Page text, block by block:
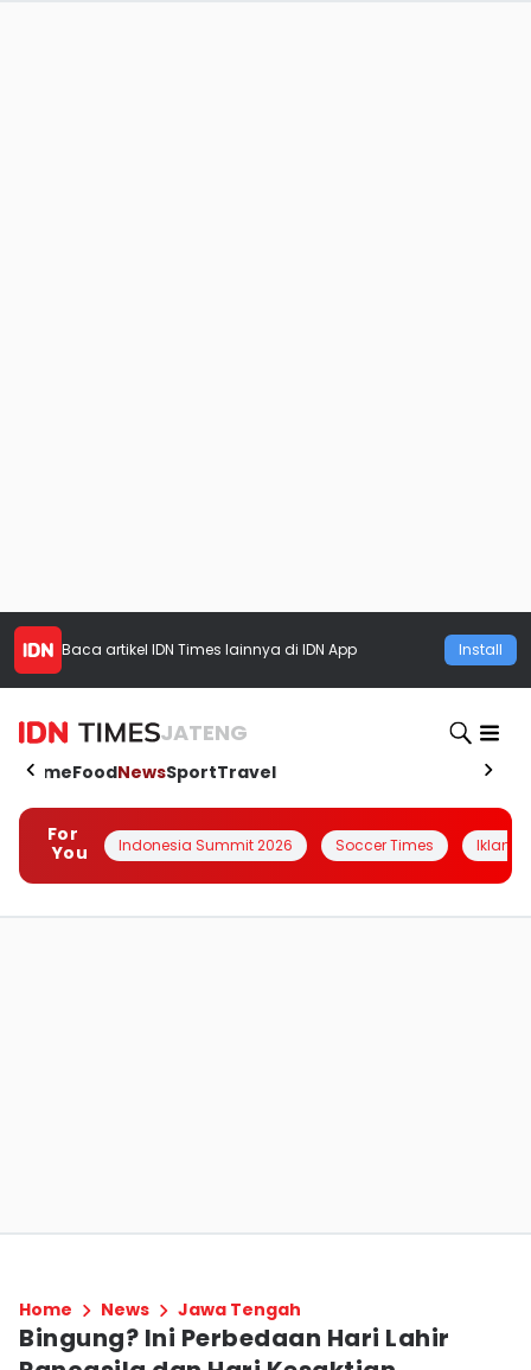
Baca artikel IDN Times lainnya di IDN App Install
JATENG
HomeFoodNewsSportTravel
For
You
Indonesia Summit 2026 Soccer Times Iklanin
Home News Jawa Tengah
Bingung? Ini Perbedaan Hari Lahir